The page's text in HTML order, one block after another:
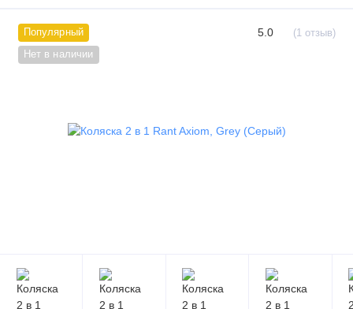
Популярный
Нет в наличии
5.0 (1 отзыв)